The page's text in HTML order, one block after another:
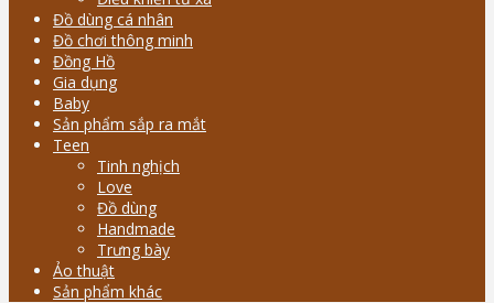
Đồ dùng cá nhân
Đồ chơi thông minh
Đồng Hồ
Gia dụng
Baby
Sản phẩm sắp ra mắt
Teen
Tinh nghịch
Love
Đồ dùng
Handmade
Trưng bày
Ảo thuật
Sản phẩm khác